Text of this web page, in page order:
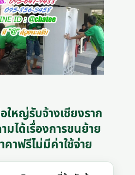
หญ่รับจ้างเชียงราก
ได้เรื่องการขนย้าย
าฟรีไม่มีค่าใช้จ่าย